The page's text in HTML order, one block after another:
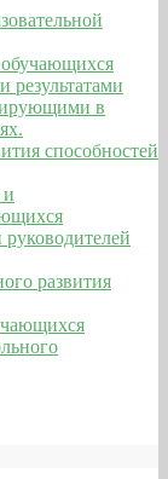
обучающихся
в
способностей
и
развития